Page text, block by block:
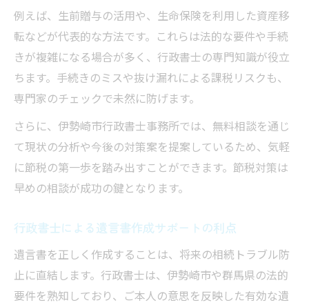
例えば、生前贈与の活用や、生命保険を利用した資産移
転などが代表的な方法です。これらは法的な要件や手続
きが複雑になる場合が多く、行政書士の専門知識が役立
ちます。手続きのミスや抜け漏れによる課税リスクも、
専門家のチェックで未然に防げます。
さらに、伊勢崎市行政書士事務所では、無料相談を通じ
て現状の分析や今後の対策案を提案しているため、気軽
に節税の第一歩を踏み出すことができます。節税対策は
早めの相談が成功の鍵となります。
行政書士による遺言書作成サポートの利点
遺言書を正しく作成することは、将来の相続トラブル防
止に直結します。行政書士は、伊勢崎市や群馬県の法的
要件を熟知しており、ご本人の意思を反映した有効な遺